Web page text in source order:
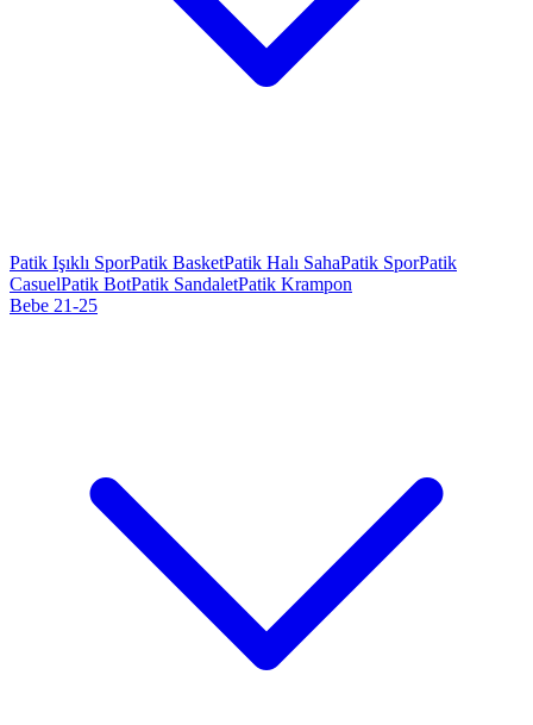
Patik Işıklı SporPatik BasketPatik Halı SahaPatik SporPatik
CasuelPatik BotPatik SandaletPatik Krampon
Bebe 21-25